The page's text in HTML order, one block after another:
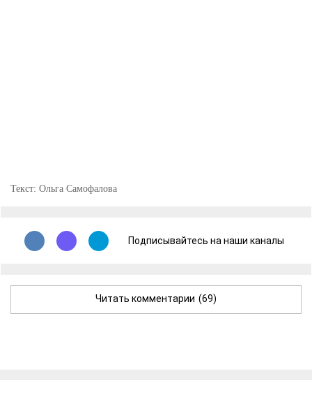
Текст: Ольга Самофалова
Подписывайтесь на наши каналы
Читать комментарии (69)